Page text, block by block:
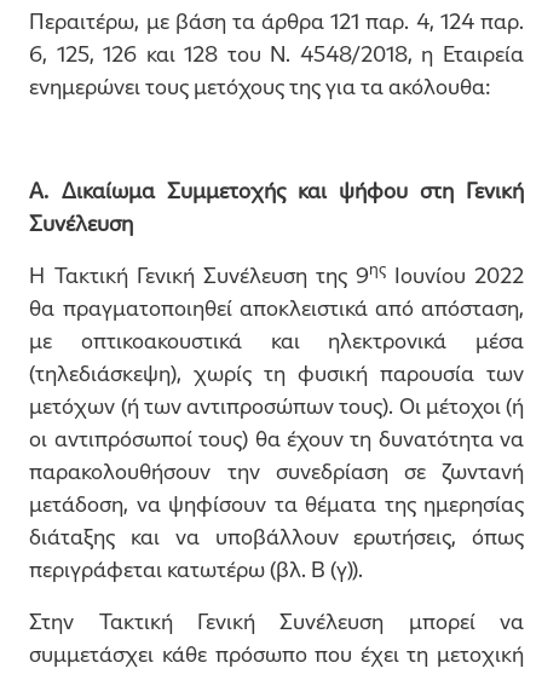
Περαιτέρω, με βάση τα άρθρα 121 παρ. 4, 124 παρ.
6, 125, 126 και 128 του Ν. 4548/2018, η Εταιρεία
ενημερώνει τους μετόχους της για τα ακόλουθα:
Α. Δικαίωμα Συμμετοχής και ψήφου στη Γενική
Συνέλευση
H Τακτική Γενική Συνέλευση της 9ηςΙουνίου 2022
θα πραγματοποιηθεί αποκλειστικά από απόσταση,
με οπτικοακουστικά και ηλεκτρονικά μέσα
(τηλεδιάσκεψη), χωρίς τη φυσική παρουσία των
μετόχων (ή των αντιπροσώπων τους). Οι μέτοχοι (ή
οι αντιπρόσωποί τους) θα έχουν τη δυνατότητα να
παρακολουθήσουν την συνεδρίαση σε ζωντανή
μετάδοση, να ψηφίσουν τα θέματα της ημερησίας
διάταξης και να υποβάλλουν ερωτήσεις, όπως
περιγράφεται κατωτέρω (βλ. Β (γ)).
Στην Τακτική Γενική Συνέλευση μπορεί να
συμμετάσχει κάθε πρόσωπο που έχει τη μετοχική